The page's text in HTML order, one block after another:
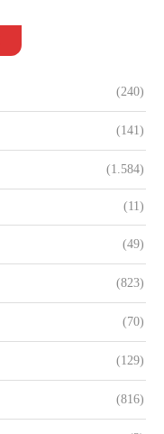
(240)
(141)
(1.584)
(11)
(49)
(823)
(70)
(129)
(816)